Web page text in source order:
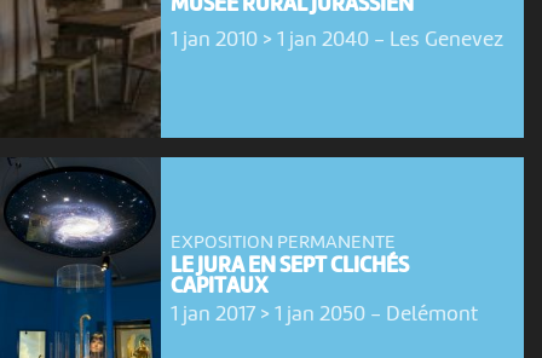
MUSÉE RURAL JURASSIEN
1 jan 2010 > 1 jan 2040- Les Genevez
EXPOSITION PERMANENTE
LE JURA EN SEPT CLICHÉS
CAPITAUX
1 jan 2017 > 1 jan 2050- Delémont